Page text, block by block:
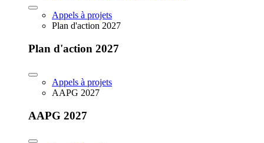
Appels à projets
Plan d'action 2027
Plan d'action 2027
Appels à projets
AAPG 2027
AAPG 2027